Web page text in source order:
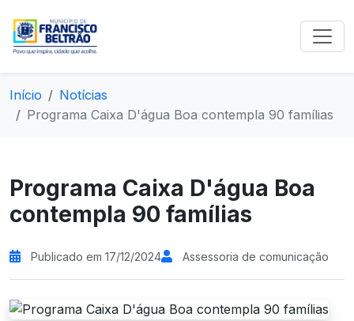
Início
Notícias
Programa Caixa D'água Boa contempla 90 famílias
Programa Caixa D'água Boa
contempla 90 famílias
Publicado em 17/12/2024 Assessoria de comunicação